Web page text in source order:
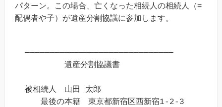
パターン。この場合、亡くなった相続人の相続人（=
配偶者や子）が遺産分割協議に参加します。
──────────────────────────────
遺産分割協議書
被相続人　山田 太郎
最後の本籍　東京都新宿区西新宿1-2-3